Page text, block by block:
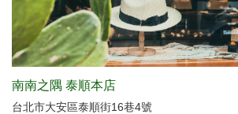
南南之隅 泰順本店
台北市大安區泰順街16巷4號